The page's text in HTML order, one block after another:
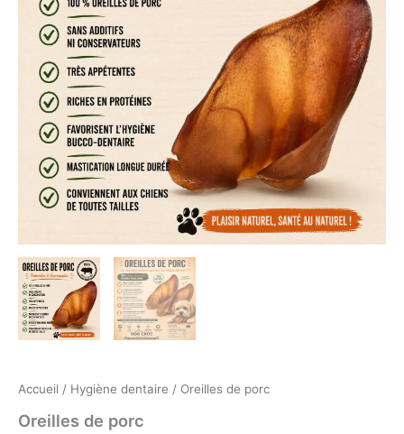
Accueil / Hygiène dentaire / Oreilles de porc
Oreilles de porc